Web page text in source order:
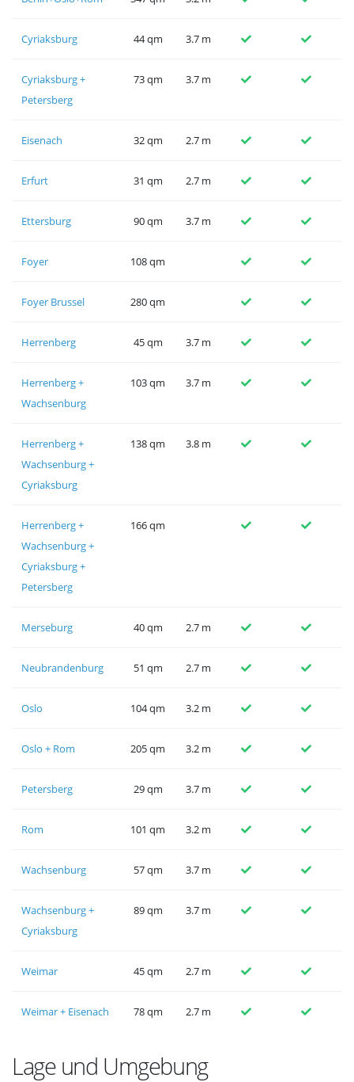
Cyriaksburg 44 qm 3.7 m
Cyriaksburg +
Petersberg
73 qm 3.7 m
Eisenach 32 qm 2.7 m
Erfurt 31 qm 2.7 m
Ettersburg 90 qm 3.7 m
Foyer 108 qm
Foyer Brussel 280 qm
Herrenberg 45 qm 3.7 m
Herrenberg +
Wachsenburg
103 qm 3.7 m
Herrenberg +
Wachsenburg +
Cyriaksburg
138 qm 3.8 m
Herrenberg +
Wachsenburg +
Cyriaksburg +
Petersberg
166 qm
Merseburg 40 qm 2.7 m
Neubrandenburg 51 qm 2.7 m
Oslo 104 qm 3.2 m
Oslo + Rom 205 qm 3.2 m
Petersberg 29 qm 3.7 m
Rom 101 qm 3.2 m
Wachsenburg 57 qm 3.7 m
Wachsenburg +
Cyriaksburg
89 qm 3.7 m
Weimar 45 qm 2.7 m
Weimar + Eisenach 78 qm 2.7 m
Lage und Umgebung